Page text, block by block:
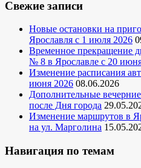
Свежие записи
Новые остановки на
Ярославля с 1 июля 2026
Временное прекращение
№ 8 в Ярославле с 20
Изменение расписания
июня 2026 08.06.2026
Дополнительные
после Дня города
Изменение маршрутов в
на ул. Марголина
Навигация по темам